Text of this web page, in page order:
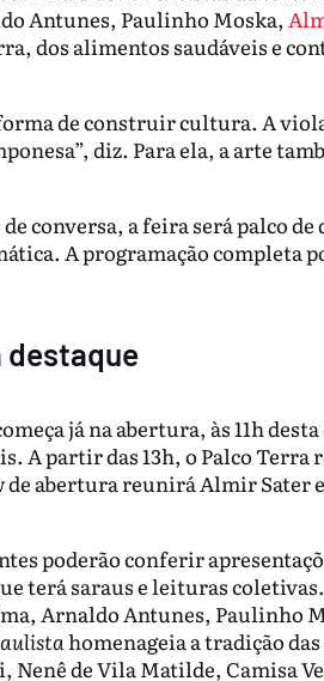
Antunes, Paulinho Moska,
dos alimentos saudáveis e
de construir cultura. A
diz. Para ela, a arte
conversa, a feira será palco de
A programação completa
destaque
já na abertura, às 11h
A partir das 13h, o Palco Terra
abertura reunirá Almir Sater
poderão conferir
terá saraus e leituras coletivas.
Arnaldo Antunes, Paulinho
homenageia a tradição das
Nenê de Vila Matilde, Camisa